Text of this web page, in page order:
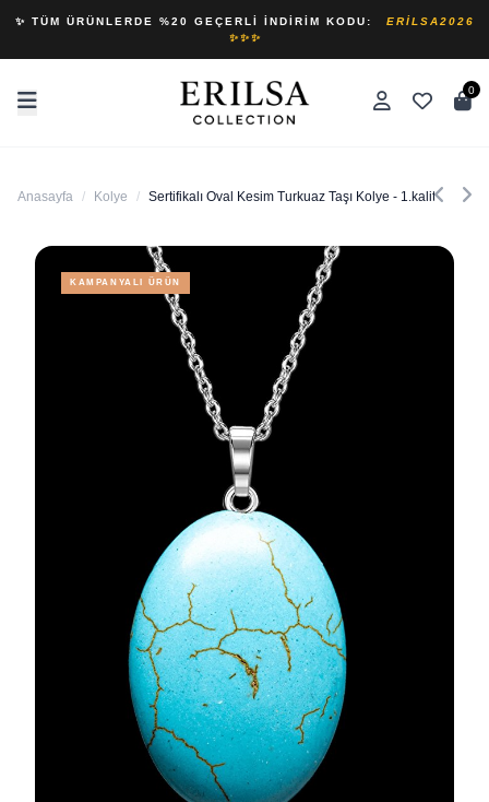
✨ TÜM ÜRÜNLERDE %20 GEÇERLI İNDIRIM KODU:
ERILSA2026
✨✨✨
0
Anasayfa / Kolye / Sertifikalı Oval Kesim Turkuaz Taşı Kolye - 1.kalite
KAMPANYALI ÜRÜN